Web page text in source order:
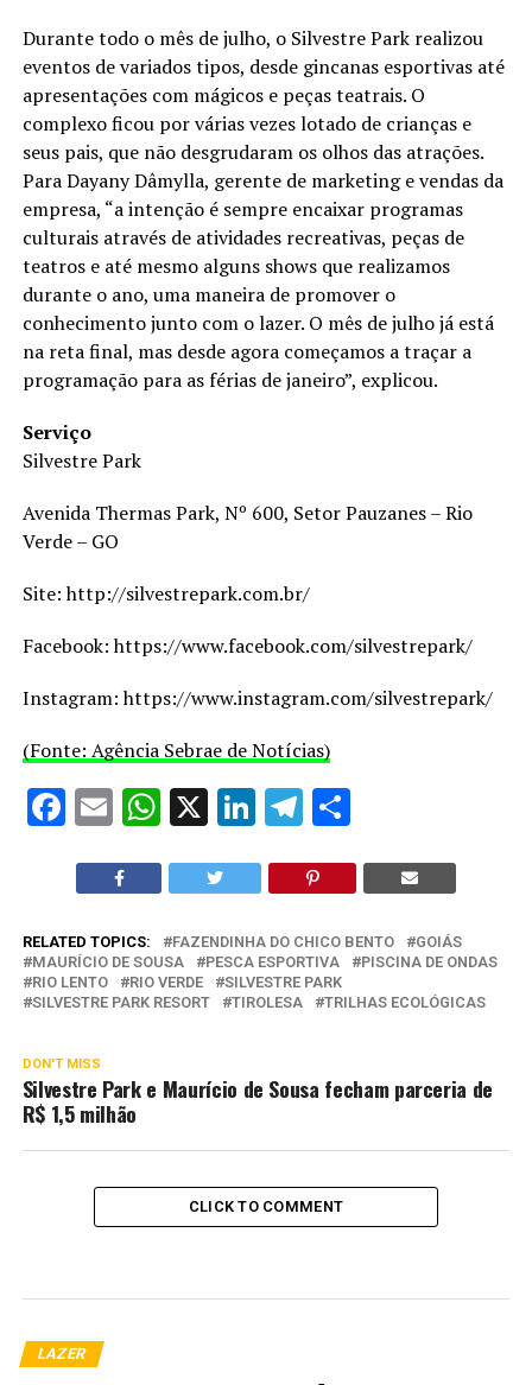
Durante todo o mês de julho, o Silvestre Park realizou
eventos de variados tipos, desde gincanas esportivas até
apresentações com mágicos e peças teatrais. O
complexo ficou por várias vezes lotado de crianças e
seus pais, que não desgrudaram os olhos das atrações.
Para Dayany Dâmylla, gerente de marketing e vendas da
empresa, “a intenção é sempre encaixar programas
culturais através de atividades recreativas, peças de
teatros e até mesmo alguns shows que realizamos
durante o ano, uma maneira de promover o
conhecimento junto com o lazer. O mês de julho já está
na reta final, mas desde agora começamos a traçar a
programação para as férias de janeiro”, explicou.
Serviço
Silvestre Park
Avenida Thermas Park, Nº 600, Setor Pauzanes – Rio
Verde – GO
Site: http://silvestrepark.com.br/
Facebook: https://www.facebook.com/silvestrepark/
Instagram: https://www.instagram.com/silvestrepark/
(Fonte: Agência Sebrae de Notícias)
Facebook
EmailWhatsApp
X LinkedIn
Telegram
Share
RELATED TOPICS: FAZENDINHA DO CHICO BENTO
GOIÁS
MAURÍCIO DE SOUSA
PESCA ESPORTIVA
PISCINA DE ONDAS
RIO LENTO
RIO VERDE
SILVESTRE PARK
SILVESTRE PARK RESORT
TIROLESA TRILHAS ECOLÓGICAS
DON'T MISS
Silvestre Park e Maurício de Sousa fecham parceria de
R$ 1,5 milhão
CLICK TO COMMENT
LAZER